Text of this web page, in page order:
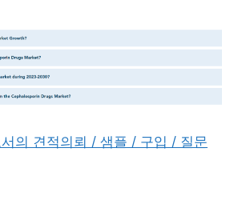
의 견적의뢰 / 샘플 / 구입 / 질문